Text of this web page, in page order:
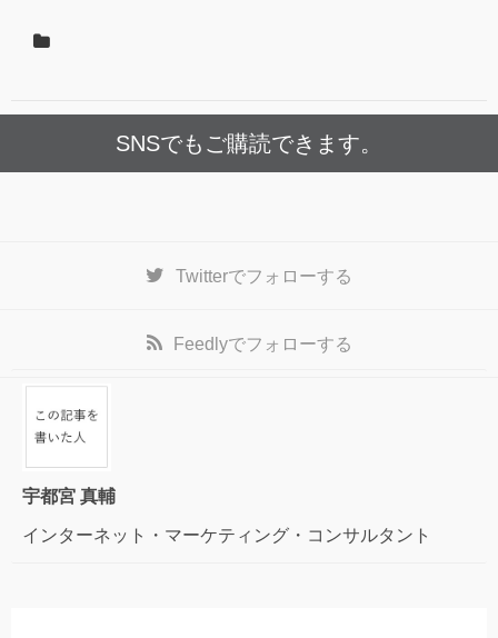
SNSでもご購読できます。
Twitterでフォローする
Feedlyでフォローする
宇都宮 真輔
インターネット・マーケティング・コンサルタント